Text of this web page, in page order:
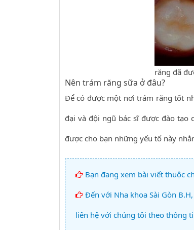
răng đã
Nên trám răng sữa ở đâu?
Để có được một nơi trám răng tốt
đại và đội ngũ bác sĩ được đào tạo
được cho bạn những yếu tố này
Bạn đang xem bài viết thuộc
Đến với Nha khoa Sài Gòn
liên hệ với chúng tôi theo thông